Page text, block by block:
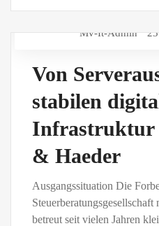
Mv-It-Admin
Von
stabilen
Infrastruktur
& Haeder
Ausgangssituation Die
betreut seit vielen Jahren